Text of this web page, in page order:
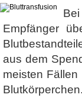
Empfänger
aus dem
meisten